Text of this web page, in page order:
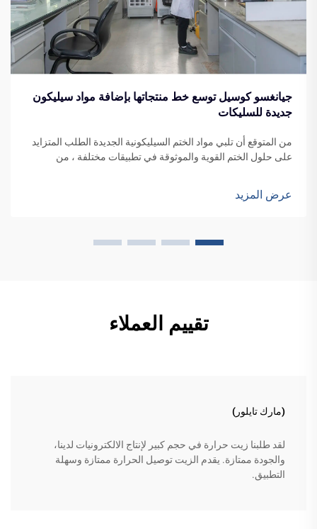
جيانغسو كوسيل توسع خط منتجاتها بإضافة مواد سيليكون
جديدة للسليكات
من المتوقع أن تلبي مواد الختم السيليكونية الجديدة الطلب المتزايد
على حلول الختم القوية والموثوقة في تطبيقات مختلفة ، من
عرض المزيد
تقييم العملاء
(مارك تايلور)
لقد طلبنا زيت حرارة في حجم كبير لإنتاج الالكترونيات لدينا،
والجودة ممتازة. يقدم الزيت توصيل الحرارة ممتازة وسهلة
التطبيق.